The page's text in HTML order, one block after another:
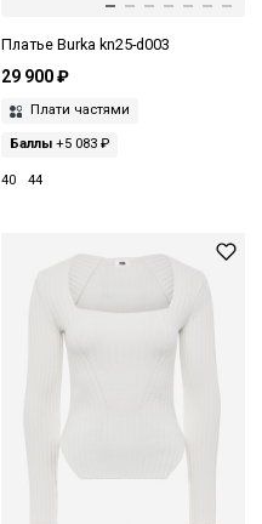
Платье Burka kn25-d003
29 900 ₽
Плати частями
Баллы+5 083 ₽
40 44